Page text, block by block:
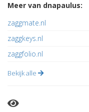
Meer van dnapaulus:
zaggmate.nl
zaggkeys.nl
zaggfolio.nl
Bekijk alle